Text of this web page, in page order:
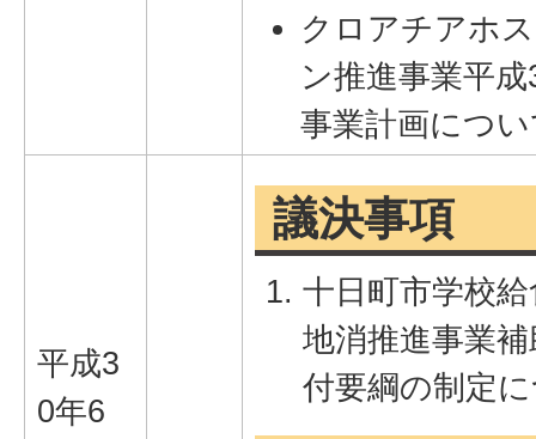
クロアチアホ
ン推進事業平
事業計画につ
平成3
0年6
議決事項
十日町市学校
地消推進事業
付要綱の制定